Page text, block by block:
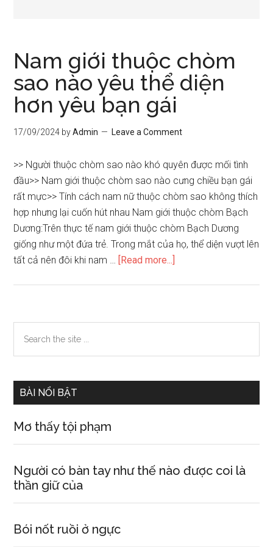
Nam giới thuộc chòm
sao nào yêu thể diện
hơn yêu bạn gái
17/09/2024 byAdmin Leave a Comment
>> Người thuộc chòm sao nào khó quyên được mối tình
đầu>> Nam giới thuộc chòm sao nào cưng chiều bạn gái
rất mực>> Tính cách nam nữ thuộc chòm sao không thích
hợp nhưng lại cuốn hút nhau Nam giới thuộc chòm Bạch
Dương:Trên thực tế nam giới thuộc chòm Bạch Dương
giống như một đứa trẻ. Trong mắt của họ, thể diện vượt lên
tất cả nên đôi khi nam … [Read more...]
chòm
nào
diện
gái
Primary
Sidebar
the
BÀI NỔI BẬT
Mơ thấy tội phạm
Người có bàn tay như thế nào được coi là
thần giữ của
Bói nốt ruồi ở ngực